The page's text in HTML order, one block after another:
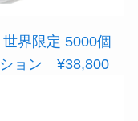
世界限定 5000個
ション ¥38,800